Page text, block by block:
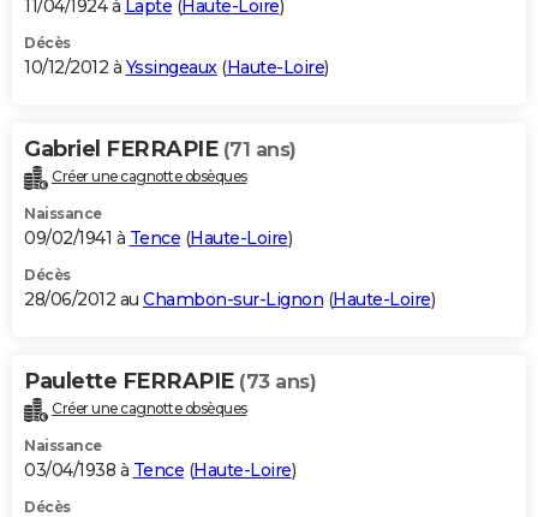
11/04/1924 à Lapte (Haute-Loire)
Décès
10/12/2012 à Yssingeaux(Haute-Loire)
Gabriel FERRAPIE (71 ans)
Créer une cagnotte obsèques
Naissance
09/02/1941 à Tence (Haute-Loire)
Décès
28/06/2012 au Chambon-sur-Lignon (Haute-Loire)
Paulette FERRAPIE (73 ans)
Créer une cagnotte obsèques
Naissance
03/04/1938 à Tence (Haute-Loire)
Décès